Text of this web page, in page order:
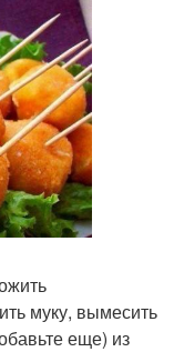
муку, вымесить
еще) из